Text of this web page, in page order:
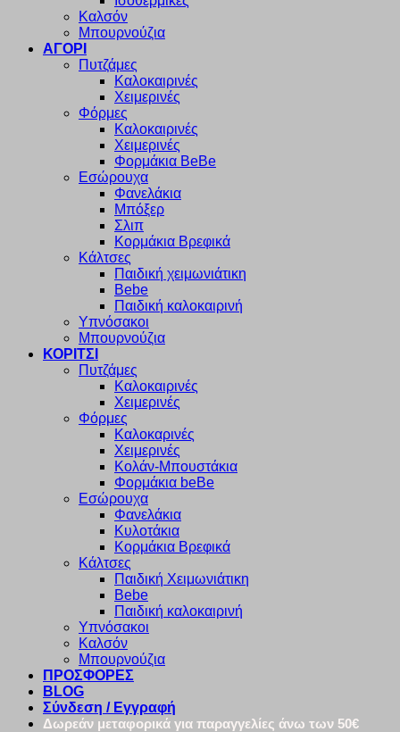
Καλσόν
Μπουρνούζια
ΑΓΟΡΙ
Πυτζάμες
Καλοκαιρινές
Χειμερινές
Φόρμες
Καλοκαιρινές
Χειμερινές
Φορμάκια BeBe
Εσώρουχα
Φανελάκια
Μπόξερ
Σλιπ
Κορμάκια Βρεφικά
Κάλτσες
Παιδική χειμωνιάτικη
Bebe
Παιδική καλοκαιρινή
Υπνόσακοι
Μπουρνούζια
ΚΟΡΙΤΣΙ
Πυτζάμες
Καλοκαιρινές
Χειμερινές
Φόρμες
Καλοκαρινές
Χειμερινές
Κολάν-Μπουστάκια
Φορμάκια beBe
Εσώρουχα
Φανελάκια
Κυλοτάκια
Κορμάκια Βρεφικά
Κάλτσες
Παιδική Χειμωνιάτικη
Bebe
Παιδική καλοκαιρινή
Υπνόσακοι
Καλσόν
Μπουρνούζια
ΠΡΟΣΦΟΡΕΣ
BLOG
Σύνδεση / Εγγραφή
Δωρεάν μεταφορικά για παραγγελίες άνω των 50€